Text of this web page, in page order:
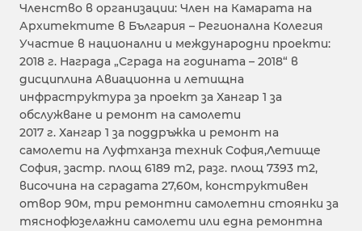
Членство в организации: Член на Камарата на
Архитектите в България – Регионална Колегия
Участие в национални и международни проекти:
2018 г. Награда „Сграда на годината – 2018“ в
дисциплина Авиационна и летищна
инфраструктура за проект за Хангар 1 за
обслужване и ремонт на самолети
2017 г. Хангар 1 за поддръжка и ремонт на
самолети на Луфтханза техник София,Летище
София, застр. площ 6189 m2, разг. площ 7393 m2,
височина на сградата 27,60м, конструктивен
отвор 90м, три ремонтни самолетни стоянки за
тяснофюзелажни самолети или една ремонтна